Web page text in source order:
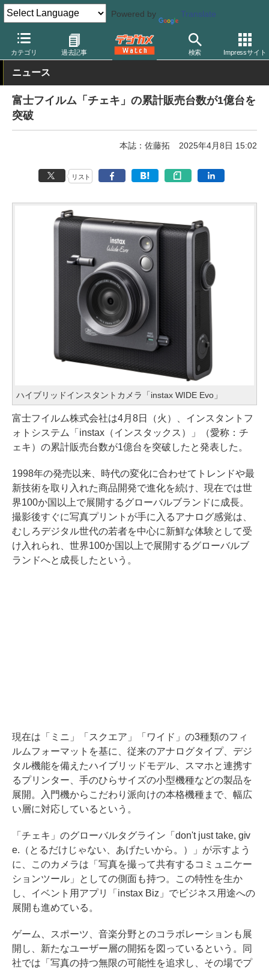
Powered by Translate
カテゴリ 過去記事 検索 Impressサイト
デジカメ Watch フィルム関連 フィルムカメラ 富士フイルム
ニュース
富士フイルム「チェキ」の累計販売台数が1億台を
突破
本誌：佐藤拓 2025年4月8日 15:02
リスト
ハイブリッドインスタントカメラ「instax WIDE Evo」
富士フイルム株式会社は4月8日（火）、インスタントフ
ォトシステム「instax（インスタックス）」（愛称：チ
ェキ）の累計販売台数が1億台を突破したと発表した。
1998年の発売以来、時代の変化に合わせてトレンドや最
新技術を取り入れた商品開発で進化を続け、現在では世
界100か国以上で展開するグローバルブランドに成長。
撮影後すぐに写真プリントが手に入るアナログ感覚は、
むしろデジタル世代の若者を中心に新鮮な体験として受
け入れられ、世界100か国以上で展開するグローバルブ
ランドへと成長したという。
現在は「ミニ」「スクエア」「ワイド」の3種類のフィ
ルムフォーマットを基に、従来のアナログタイプ、デジ
タル機能を備えたハイブリッドモデル、スマホと連携す
るプリンター、手のひらサイズの小型機種などの製品を
展開。入門機からこだわり派向けの本格機種まで、幅広
い層に対応しているという。
「チェキ」のグローバルタグライン「don't just take, giv
e.（とるだけじゃない、あげたいから。）」が示すよう
に、このカメラは「写真を撮って共有するコミュニケー
ションツール」としての側面も持つ。この特性を生か
し、イベント用アプリ「instax Biz」でビジネス用途への
展開も進めている。
ゲーム、スポーツ、音楽分野とのコラボレーションも展
開し、新たなユーザー層の開拓を図っているという。同
社では「写真の持つ無限の可能性を追求し、その場でプ